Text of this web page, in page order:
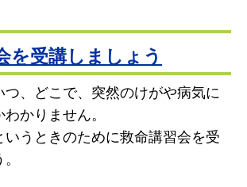
を受講しましょう
つ、どこで、突然のけがや病気に
かりません。
いうときのために救命講習会を受